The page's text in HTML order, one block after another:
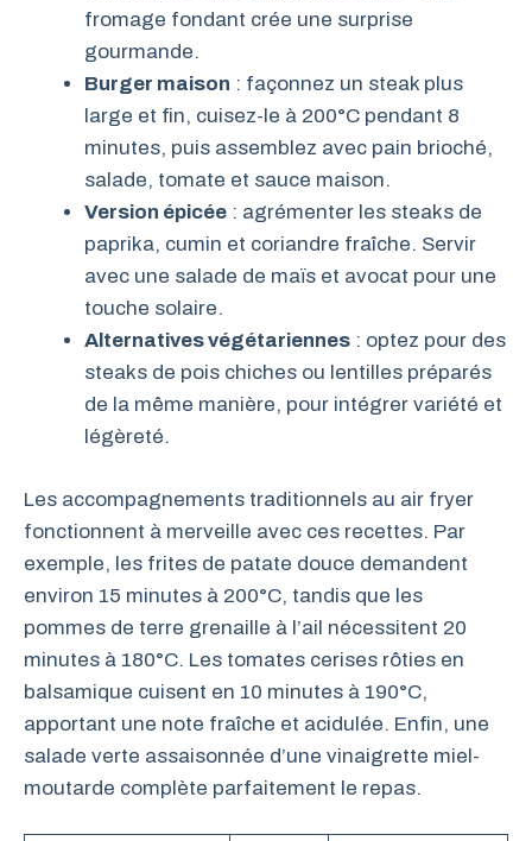
fromage fondant crée une surprise
gourmande.
Burger maison : façonnez un steak plus
large et fin, cuisez-le à 200°C pendant 8
minutes, puis assemblez avec pain brioché,
salade, tomate et sauce maison.
Version épicée : agrémenter les steaks de
paprika, cumin et coriandre fraîche. Servir
avec une salade de maïs et avocat pour une
touche solaire.
Alternatives végétariennes : optez pour des
steaks de pois chiches ou lentilles préparés
de la même manière, pour intégrer variété et
légèreté.
Les accompagnements traditionnels au air fryer
fonctionnent à merveille avec ces recettes. Par
exemple, les frites de patate douce demandent
environ 15 minutes à 200°C, tandis que les
pommes de terre grenaille à l’ail nécessitent 20
minutes à 180°C. Les tomates cerises rôties en
balsamique cuisent en 10 minutes à 190°C,
apportant une note fraîche et acidulée. Enfin, une
salade verte assaisonnée d’une vinaigrette miel-
moutarde complète parfaitement le repas.